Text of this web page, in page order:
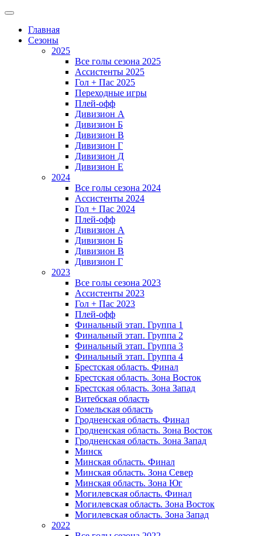
Главная
Сезоны
2025
Все голы сезона 2025
Ассистенты 2025
Гол + Пас 2025
Переходные игры
Плей-офф
Дивизион A
Дивизион Б
Дивизион В
Дивизион Г
Дивизион Д
Дивизион Е
2024
Все голы сезона 2024
Ассистенты 2024
Гол + Пас 2024
Плей-офф
Дивизион A
Дивизион Б
Дивизион В
Дивизион Г
2023
Все голы сезона 2023
Ассистенты 2023
Гол + Пас 2023
Плей-офф
Финальный этап. Группа 1
Финальный этап. Группа 2
Финальный этап. Группа 3
Финальный этап. Группа 4
Брестская область. Финал
Брестская область. Зона Восток
Брестская область. Зона Запад
Витебская область
Гомельская область
Гродненская область. Финал
Гродненская область. Зона Восток
Гродненская область. Зона Запад
Минск
Минская область. Финал
Минская область. Зона Север
Минская область. Зона Юг
Могилевская область. Финал
Могилевская область. Зона Восток
Могилевская область. Зона Запад
2022